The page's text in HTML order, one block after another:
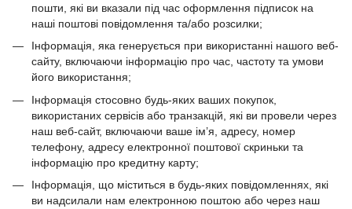
пошти, які ви вказали під час оформлення підписок на
наші поштові повідомлення та/або розсилки;
Інформація, яка генерується при використанні нашого веб-
сайту, включаючи інформацію про час, частоту та умови
його використання;
Інформація стосовно будь-яких ваших покупок,
використаних сервісів або транзакцій, які ви провели через
наш веб-сайт, включаючи ваше ім’я, адресу, номер
телефону, адресу електронної поштової скриньки та
інформацію про кредитну карту;
Інформація, що міститься в будь-яких повідомленнях, які
ви надсилали нам електронною поштою або через наш